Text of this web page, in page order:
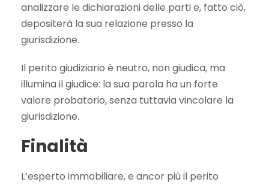
analizzare le dichiarazioni delle parti e, fatto ciò,
depositerà la sua relazione presso la
giurisdizione.
Il perito giudiziario è neutro, non giudica, ma
illumina il giudice: la sua parola ha un forte
valore probatorio, senza tuttavia vincolare la
giurisdizione.
Finalità
L’esperto immobiliare, e ancor più il perito